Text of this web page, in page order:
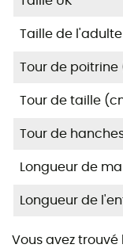
Taille de
Tour de poitrine
Tour de taille
Tour de
Longueur de
Longueur de
Vous avez